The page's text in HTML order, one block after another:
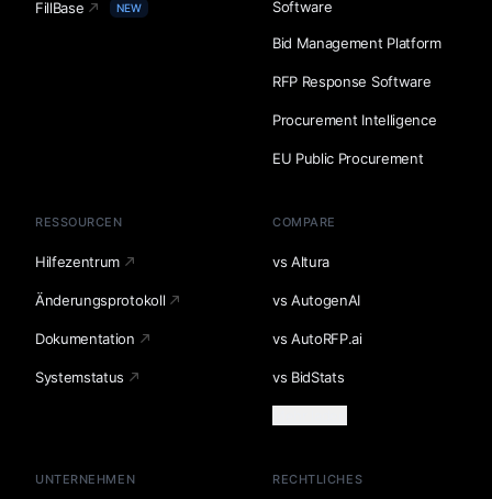
FillBase NEW
Software
Bid Management Platform
RFP Response Software
Procurement Intelligence
EU Public Procurement
RESSOURCEN
Hilfezentrum
Änderungsprotokoll
Dokumentation
Systemstatus
COMPARE
vs Altura
vs AutogenAI
vs AutoRFP.ai
vs BidStats
UNTERNEHMEN RECHTLICHES